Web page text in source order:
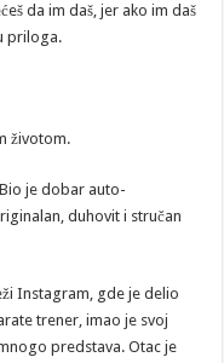
da im daš, jer ako im daš
priloga.
životom.
je dobar auto-
duhovit i stručan
Instagram, gde je delio
trener, imao je svoj
predstava. Otac je